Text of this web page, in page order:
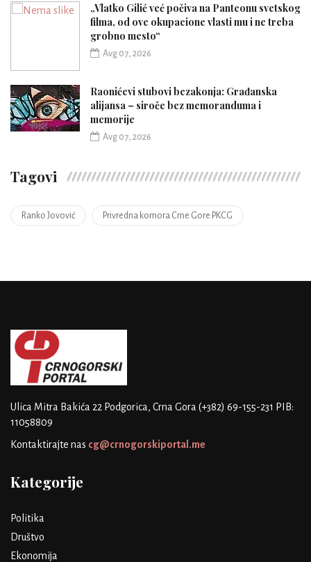
„Vlatko Gilić već počiva na Panteonu svetskog
filma, od ove okupacione vlasti mu i ne treba
grobno mesto“
Avg 07, 2026
Raonićevi stubovi bezakonja: Građanska
alijansa – siroče bez memoranduma i
memorije
Avg 07, 2026
Tagovi
Ranko Jovović Privredna komora Crne Gore PKCG
Ulica Mitra Bakića 22 Podgorica, Crna Gora (+382) 69-155-231 PIB:
11058809
Kontaktirajte nas cg@crnogorskiportal.me
Kategorije
Politika
Društvo
Ekonomija